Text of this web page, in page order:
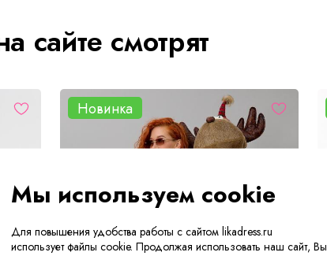
сайте смотрят
Новинка
Мы используем cookie
Для повышения удобства работы с сайтом likadress.ru
использует файлы cookie. Продолжая использовать наш сайт, Вы